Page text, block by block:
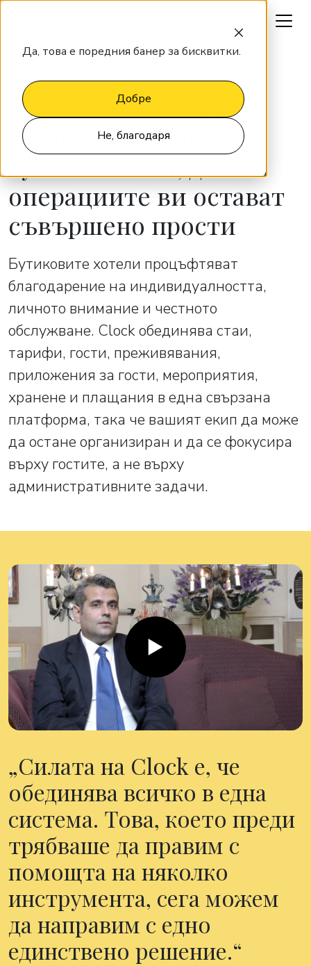
Да, това е поредния банер за бисквитки.
Добре
Не, благодаря
БУТИКОВИ ХОТЕЛИ
Запазете уникалния
характер на вашия
бутиков хотел, докато
операциите ви остават
съвършено прости
Бутиковите хотели процъфтяват
благодарение на индивидуалността,
личното внимание и честното
обслужване. Clock обединява стаи,
тарифи, гости, преживявания,
приложения за гости, мероприятия,
хранене и плащания в една свързана
платформа, така че вашият екип да може
да остане организиран и да се фокусира
върху гостите, а не върху
административните задачи.
Силата на Clock е, че
обединява всичко в една
система. Това, което преди
трябваше да правим с
помощта на няколко
инструмента, сега можем
да направим с едно
единствено решение.